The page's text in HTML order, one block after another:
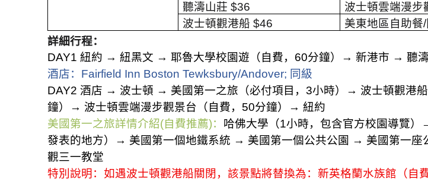
聽濤山莊$36 波士頓雲端漫步
波士頓觀港船$46 美東地區自助餐/
詳細行程：
DAY1 紐約 → 紐黑文 → 耶魯大學校園遊（自費， 60分鐘） → 新港市 → 聽
酒店： Fairfield Inn Boston Tewksbury/Andover; 同級
DAY2 酒店 → 波士頓 → 美國第一之旅（必付項目， 3小時） → 波士頓觀港船
鐘）
→ 波士頓雲端漫步觀景台（自費， 50分鐘） → 紐約
美國第一之旅詳情介紹(自費推薦)： 哈佛大學（1小時，包含官方校園導覽）
發表的地方）
→ 美國第一個地鐵系統 → 美國第一個公共公園 → 美國第一座
觀三一教堂
特別說明：如遇波士頓觀港船關閉，該景點將替換為：新英格蘭水族館（自費